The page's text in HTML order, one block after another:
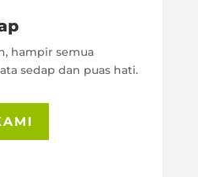
hampir semua
sedap dan puas hati.